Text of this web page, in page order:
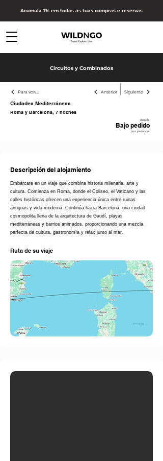
Acumula 1% em todas as tuas compras e reservas
Circuitos y Combinados
Siguiente
Anterior
Ciudades Mediterráneas
Roma y Barcelona, 7 noches
desde
Bajo pedido
por persona
Descripción del alojamiento
Embárcate en un viaje que combina historia milenaria, arte y
cultura. Comienza en Roma, donde el Coliseo, el Vaticano y las
calles históricas ofrecen una experiencia única entre ruinas
antiguas y vida moderna. Continúa hacia Barcelona, una ciudad
cosmopolita llena de la arquitectura de Gaudí, playas
mediterráneas y barrios animados, proporcionando una mezcla
perfecta de cultura, gastronomía y relax junto al mar.
Ruta de su viaje